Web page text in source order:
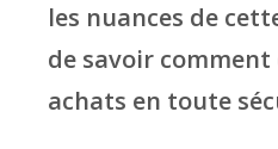
les nuances de
de savoir
achats en toute